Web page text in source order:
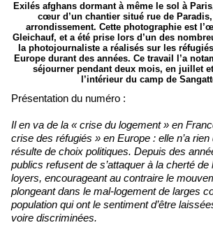
Exilés afghans dormant à même le sol à
cœur d’un chantier situé rue de
arrondissement. Cette photographie est
Gleichauf, et a été prise lors d’un des
la photojournaliste a réalisés sur les
Europe durant des années. Ce travail l’a
séjourner pendant deux mois, en juillet
l’intérieur du camp de
Présentation du numéro :
Il en va de la « crise du logement » en
crise des réfugiés » en Europe : elle n’a rien
résulte de choix politiques. Depuis des
publics refusent de s’attaquer à la cherté de
loyers, encourageant au contraire le
plongeant dans le mal-logement de larges
population qui ont le sentiment d’être
voire discriminées.